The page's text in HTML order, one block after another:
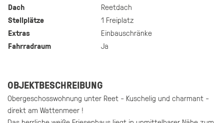
Dach
Reetdach
Stellplätze
1 Freiplatz
Extras
Einbauschränke
Fahrradraum
Ja
OBJEKTBESCHREIBUNG
Obergeschosswohnung unter Reet - Kuschelig und charmant -
direkt am Wattenmeer !